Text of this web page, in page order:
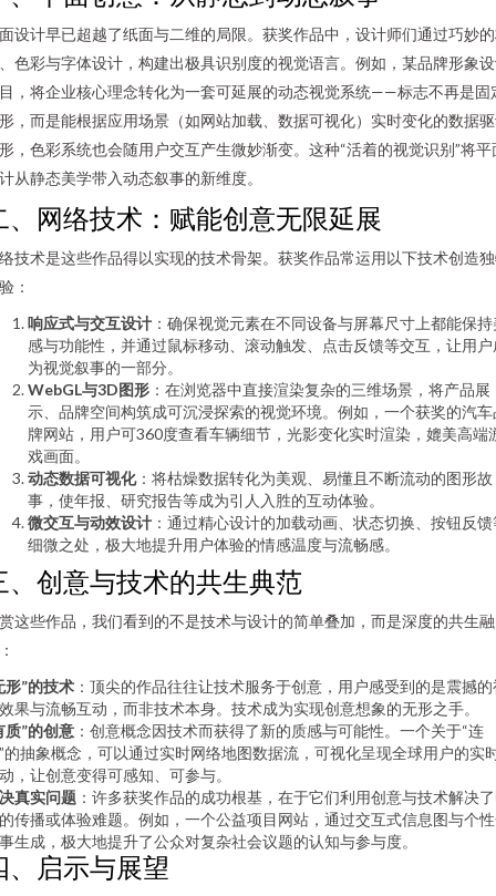
设计早已超越了纸面与二维的局限。获奖作品中，设计师们通过巧妙
色彩与字体设计，构建出极具识别度的视觉语言。例如，某品牌形象
，将企业核心理念转化为一套可延展的动态视觉系统——标志不再是固
，而是能根据应用场景（如网站加载、数据可视化）实时变化的数据
，色彩系统也会随用户交互产生微妙渐变。这种“活着的视觉识别”将平
从静态美学带入动态叙事的新维度。
、网络技术：赋能创意无限延展
技术是这些作品得以实现的技术骨架。获奖作品常运用以下技术创造
：
响应式与交互设计 ：确保视觉元素在不同设备与屏幕尺寸上都能保
感与功能性，并通过鼠标移动、滚动触发、点击反馈等交互，让用户
为视觉叙事的一部分。
WebGL与3D图形 ：在浏览器中直接渲染复杂的三维场景，将产品展
示、品牌空间构筑成可沉浸探索的视觉环境。例如，一个获奖的汽车
牌网站，用户可360度查看车辆细节，光影变化实时渲染，媲美高端
戏画面。
动态数据可视化：将枯燥数据转化为美观、易懂且不断流动的图形故
事，使年报、研究报告等成为引人入胜的互动体验。
微交互与动效设计 ：通过精心设计的加载动画、状态切换、按钮反
细微之处，极大地提升用户体验的情感温度与流畅感。
、创意与技术的共生典范
这些作品，我们看到的不是技术与设计的简单叠加，而是深度的共生融
形”的技术 ：顶尖的作品往往让技术服务于创意，用户感受到的是震撼的
果与流畅互动，而非技术本身。技术成为实现创意想象的无形之手。
质”的创意 ：创意概念因技术而获得了新的质感与可能性。一个关于“连
的抽象概念，可以通过实时网络地图数据流，可视化呈现全球用户的实
，让创意变得可感知、可参与。
真实问题 ：许多获奖作品的成功根基，在于它们利用创意与技术解决
传播或体验难题。例如，一个公益项目网站，通过交互式信息图与个
生成，极大地提升了公众对复杂社会议题的认知与参与度。
、启示与展望